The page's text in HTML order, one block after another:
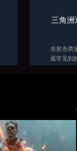
三角洲
在射击类
最常见到